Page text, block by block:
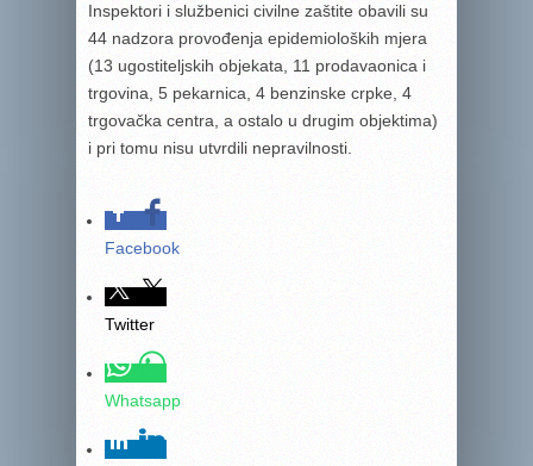
Inspektori i službenici civilne zaštite obavili su
44 nadzora provođenja epidemioloških mjera
(13 ugostiteljskih objekata, 11 prodavaonica i
trgovina, 5 pekarnica, 4 benzinske crpke, 4
trgovačka centra, a ostalo u drugim objektima)
i pri tomu nisu utvrdili nepravilnosti.
Facebook
Twitter
Whatsapp